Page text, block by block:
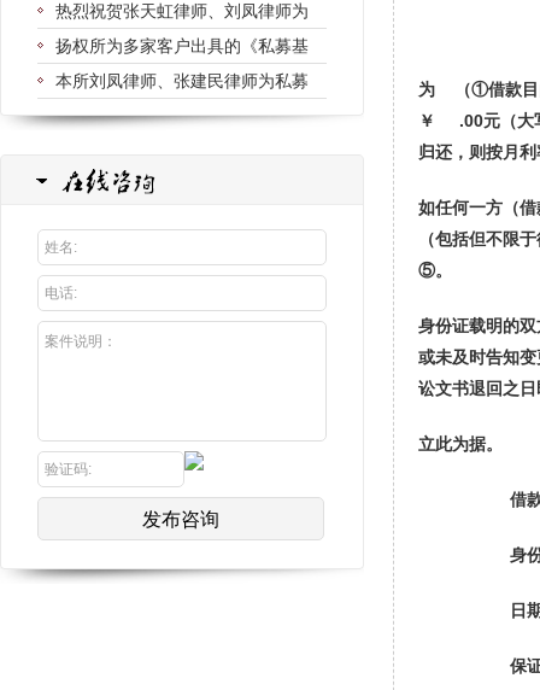
热烈祝贺张天虹律师、刘凤律师为
扬权所为多家客户出具的《私募基
本所刘凤律师、张建民律师为私募
为 （①借款目
￥ .00元（大
归还，则按月
如任何一方（
（包括但不限
⑤。
身份证载明的
或未及时告知
讼文书退回之
立此为据。
借款人
身份
日期：
保证人